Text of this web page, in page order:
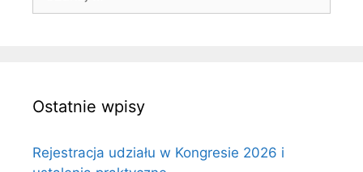
Ostatnie wpisy
Rejestracja udziału w Kongresie 2026 i